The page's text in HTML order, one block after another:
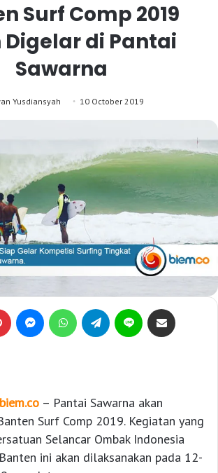
Surf Comp 2019
di Pantai
Sawarna
Yusdiansyah 10 October 2019
biem.co – Pantai Sawarna akan
Surf Comp 2019. Kegiatan yang
Selancar Ombak Indonesia
ini akan dilaksanakan pada 12-